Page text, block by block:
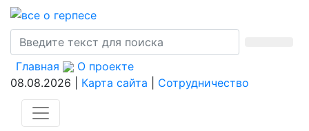
Главная
О проекте
08.08.2026 | Карта сайта Сотрудничество